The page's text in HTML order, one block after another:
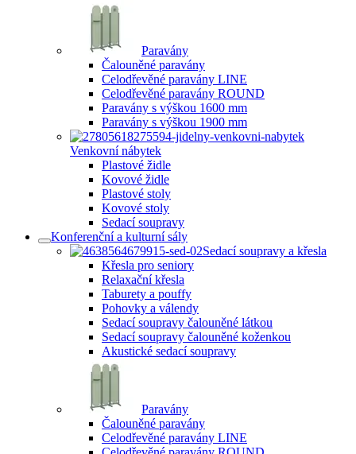
Paravány
Čalouněné paravány
Celodřevěné paravány LINE
Celodřevěné paravány ROUND
Paravány s výškou 1600 mm
Paravány s výškou 1900 mm
Venkovní nábytek
Plastové židle
Kovové židle
Plastové stoly
Kovové stoly
Sedací soupravy
Konferenční a kulturní sály
Sedací soupravy a křesla
Křesla pro seniory
Relaxační křesla
Taburety a pouffy
Pohovky a válendy
Sedací soupravy čalouněné látkou
Sedací soupravy čalouněné koženkou
Akustické sedací soupravy
Paravány
Čalouněné paravány
Celodřevěné paravány LINE